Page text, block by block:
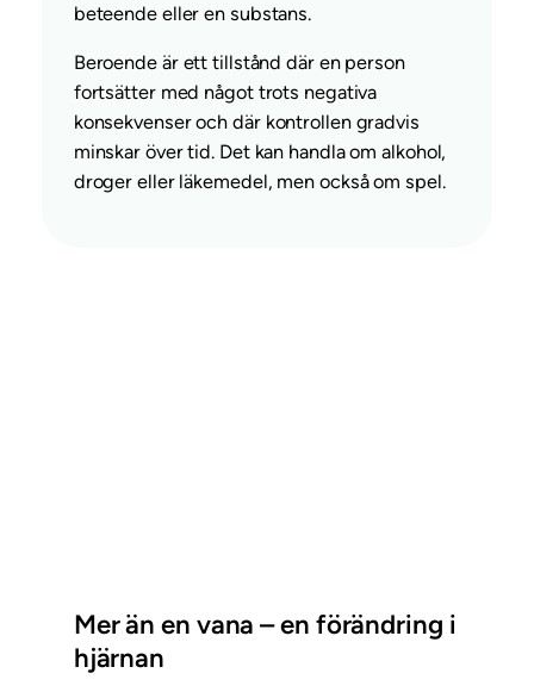
beteende eller en substans.
Beroende är ett tillstånd där en person
fortsätter med något trots negativa
konsekvenser och där kontrollen gradvis
minskar över tid. Det kan handla om alkohol,
droger eller läkemedel, men också om spel.
Mer än en vana – en förändring i
hjärnan